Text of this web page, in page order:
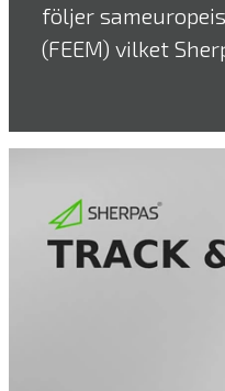
följer
(FEEM) vilket